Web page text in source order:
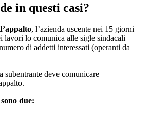
in questi casi?
, l’azienda uscente nei 15 giorni
lavori lo comunica alle sigle sindacali
di addetti interessati (operanti da
subentrante deve comunicare
due: